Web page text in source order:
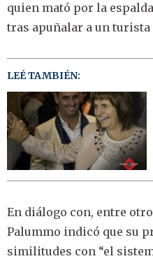
quien mató por la
tras apuñalar a un turista
LEÉ TAMBIÉN:
En diálogo con, entre
Palummo indicó que su
similitudes con “el